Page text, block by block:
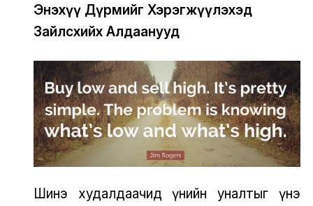
Энэхүү Дүрмийг Хэрэгжүүлэхэд
Зайлсхийх Алдаанууд
Шинэ худалдаачид үнийн уналтыг үнэ